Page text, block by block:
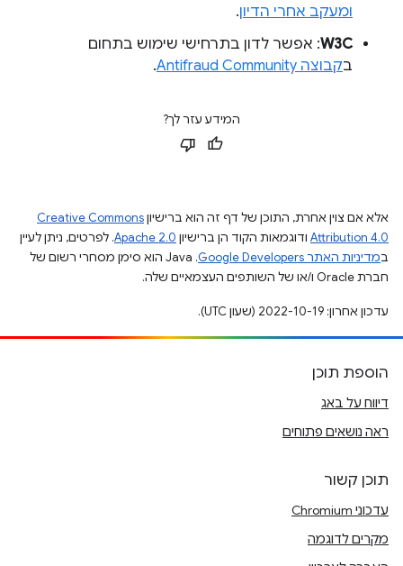
ומעקב אחרי הדיון.
W3C: אפשר לדון בתרחישי שימוש בתחום
בקבוצה Antifraud Community .
המידע עזר לך?
אלא אם צוין אחרת, התוכן של דף זה הוא ברישיוןCreative Commons
Attribution 4.0 ודוגמאות הקוד הן ברישיון Apache 2.0. לפרטים, ניתן לעיין
במדיניות האתר Google Developers‏
.‏ Java הוא סימן מסחרי רשום של
חברת Oracle ו/או של השותפים העצמאיים שלה.
עדכון אחרון: 2022-10-19 (שעון UTC).
הוספת תוכן
דיווח על באג
ראה נושאים פתוחים
תוכן קשור
עדכוני Chromium
מקרים לדוגמה